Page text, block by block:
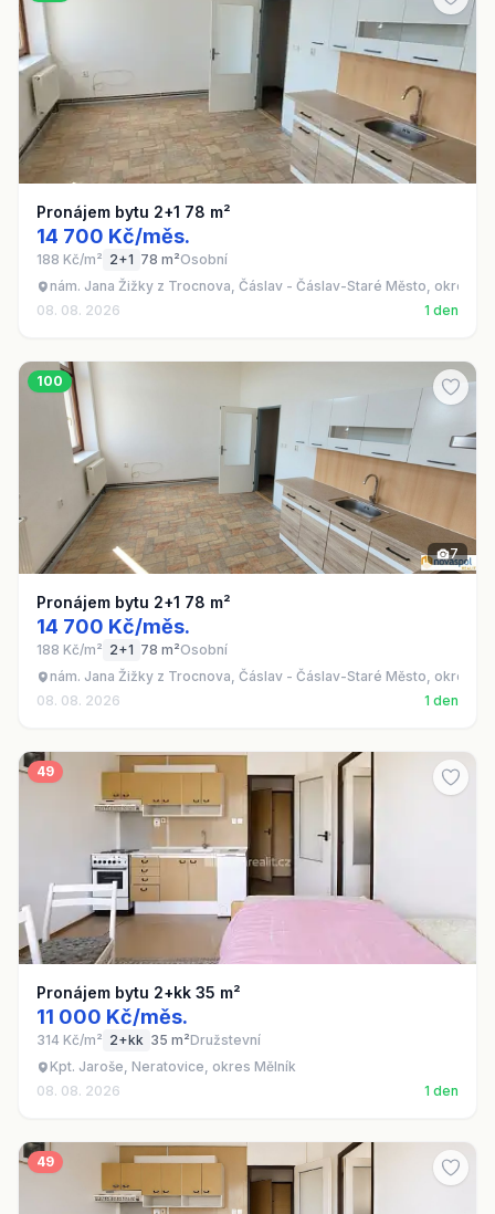
Pronájem bytu 2+1 78 m²
14 700 Kč/měs.
188 Kč/m² 2+1 78 m²Osobní
nám. Jana Žižky z Trocnova, Čáslav - Čáslav-Staré Město, okres
08. 08. 2026
1 den
100
7
Pronájem bytu 2+1 78 m²
14 700 Kč/měs.
188 Kč/m² 2+1 78 m²Osobní
nám. Jana Žižky z Trocnova, Čáslav - Čáslav-Staré Město, okres
08. 08. 2026
1 den
49
Pronájem bytu 2+kk 35 m²
11 000 Kč/měs.
314 Kč/m² 2+kk 35 m²Družstevní
Kpt. Jaroše, Neratovice, okres Mělník
08. 08. 2026
1 den
49